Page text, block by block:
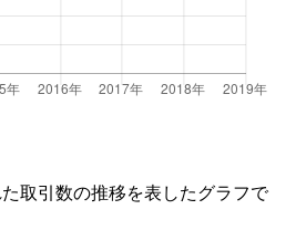
取引数の推移を表したグラフで